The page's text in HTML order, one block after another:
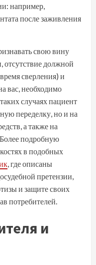
например,
после заживления
свою вину
отсутствие должной
сверления) и
вас, необходимо
случаях пациент
переделку, но и на
а также на
подробную
в подобных
, где описаны
претензии,
и защите своих
потребителей.
и